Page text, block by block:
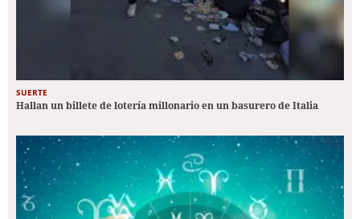
SUERTE
Hallan un billete de lotería millonario en un basurero de Italia